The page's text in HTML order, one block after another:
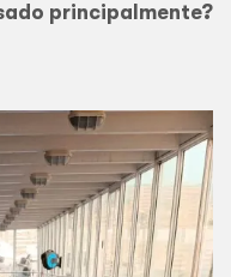
principalmente?